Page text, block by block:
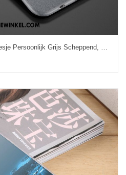
Samsung Galaxy A5 2017 Hoesje Persoonlijk Grijs Scheppend, Samsung Galaxy A5 2017 Hoesje Schrobben Hoes